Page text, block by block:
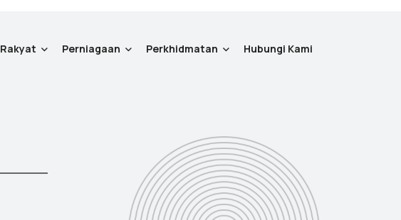
Rakyat Perniagaan Perkhidmatan Hubungi Kami